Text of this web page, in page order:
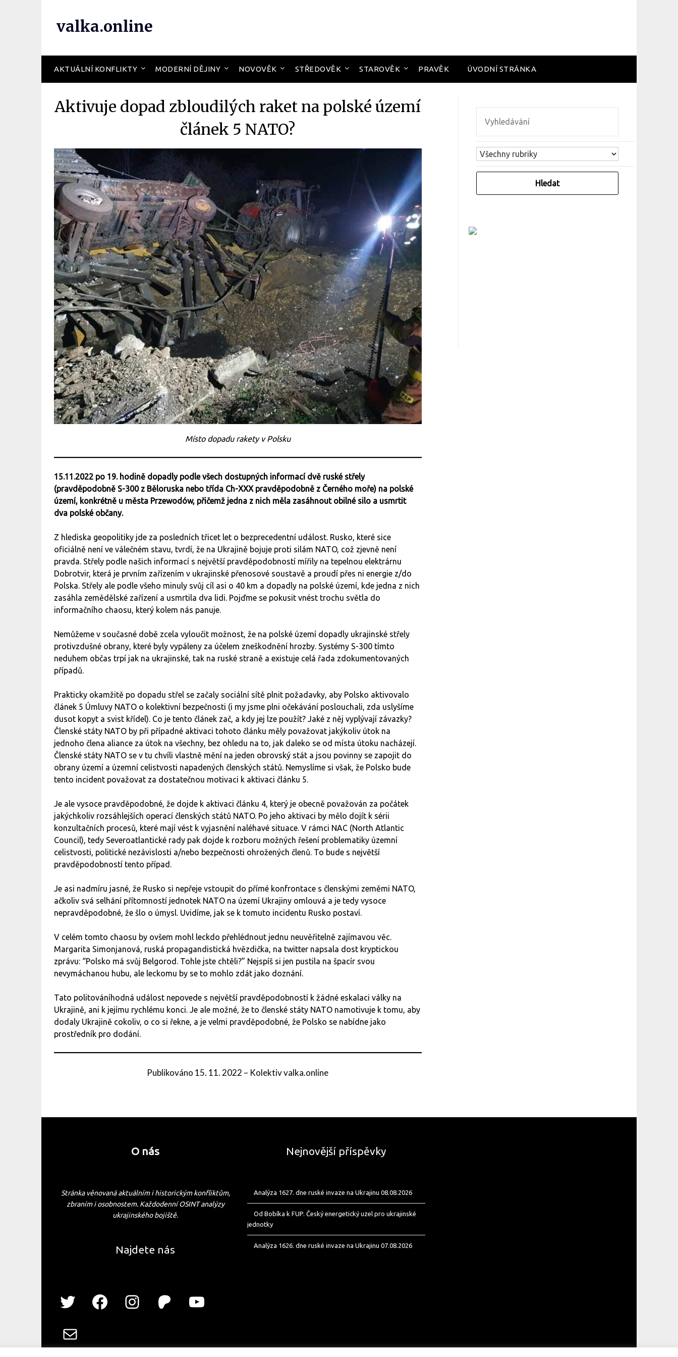
valka.online
AKTUÁLNÍ KONFLIKTY MODERNÍ DĚJINY NOVOVĚK STŘEDOVĚK STAROVĚK PRAVĚK ÚVODNÍ STRÁNKA
Aktivuje dopad zbloudilých raket na polské území
článek 5 NATO?
Místo dopadu rakety v Polsku
15.11.2022 po 19. hodině dopadly podle všech dostupných informací dvě ruské střely
(pravděpodobně S-300 z Běloruska nebo třída Ch-XXX pravděpodobně z Černého moře) na polské
území, konkrétně u města Przewodów, přičemž jedna z nich měla zasáhnout obilné silo a usmrtit
dva polské občany.
Z hlediska geopolitiky jde za posledních třicet let o bezprecedentní událost. Rusko, které sice
oficiálně není ve válečném stavu, tvrdí, že na Ukrajině bojuje proti silám NATO, což zjevně není
pravda. Střely podle našich informací s největší pravděpodobností mířily na tepelnou elektrárnu
Dobrotvir, která je prvním zařízením v ukrajinské přenosové soustavě a proudí přes ni energie z/do
Polska. Střely ale podle všeho minuly svůj cíl asi o 40 km a dopadly na polské území, kde jedna z nich
zasáhla zemědělské zařízení a usmrtila dva lidi. Pojďme se pokusit vnést trochu světla do
informačního chaosu, který kolem nás panuje.
Nemůžeme v současné době zcela vyloučit možnost, že na polské území dopadly ukrajinské střely
protivzdušné obrany, které byly vypáleny za účelem zneškodnění hrozby. Systémy S-300 tímto
neduhem občas trpí jak na ukrajinské, tak na ruské straně a existuje celá řada zdokumentovaných
případů.
Prakticky okamžitě po dopadu střel se začaly sociální sítě plnit požadavky, aby Polsko aktivovalo
článek 5 Úmluvy NATO o kolektivní bezpečnosti (i my jsme plni očekávání poslouchali, zda uslyšíme
dusot kopyt a svist křídel). Co je tento článek zač, a kdy jej lze použít? Jaké z něj vyplývají závazky?
Členské státy NATO by při případné aktivaci tohoto článku měly považovat jakýkoliv útok na
jednoho člena aliance za útok na všechny, bez ohledu na to, jak daleko se od místa útoku nacházejí.
Členské státy NATO se v tu chvíli vlastně mění na jeden obrovský stát a jsou povinny se zapojit do
obrany území a územní celistvosti napadených členských států. Nemyslíme si však, že Polsko bude
tento incident považovat za dostatečnou motivaci k aktivaci článku 5.
Je ale vysoce pravděpodobné, že dojde k aktivaci článku 4, který je obecně považován za počátek
jakýchkoliv rozsáhlejších operací členských států NATO. Po jeho aktivaci by mělo dojít k sérii
konzultačních procesů, které mají vést k vyjasnění naléhavé situace. V rámci NAC (North Atlantic
Council), tedy Severoatlantické rady pak dojde k rozboru možných řešení problematiky územní
celistvosti, politické nezávislosti a/nebo bezpečnosti ohrožených členů. To bude s největší
pravděpodobností tento případ.
Je asi nadmíru jasné, že Rusko si nepřeje vstoupit do přímé konfrontace s členskými zeměmi NATO,
ačkoliv svá selhání přítomností jednotek NATO na území Ukrajiny omlouvá a je tedy vysoce
nepravděpodobné, že šlo o úmysl. Uvidíme, jak se k tomuto incidentu Rusko postaví.
V celém tomto chaosu by ovšem mohl leckdo přehlédnout jednu neuvěřitelně zajímavou věc.
Margarita Simonjanová, ruská propagandistická hvězdička, na twitter napsala dost kryptickou
zprávu: “Polsko má svůj Belgorod. Tohle jste chtěli?” Nejspíš si jen pustila na špacír svou
nevymáchanou hubu, ale leckomu by se to mohlo zdát jako doznání.
Tato politováníhodná událost nepovede s největší pravděpodobností k žádné eskalaci války na
Ukrajině, ani k jejímu rychlému konci. Je ale možné, že to členské státy NATO namotivuje k tomu, aby
dodaly Ukrajině cokoliv, o co si řekne, a je velmi pravděpodobné, že Polsko se nabídne jako
prostředník pro dodání.
Publikováno 15. 11. 2022 – Kolektiv valka.online
O nás
Stránka věnovaná aktuálním i historickým konfliktům,
zbraním i osobnostem. Každodenní OSINT analýzy
ukrajinského bojiště.
Najdete nás
Nejnovější příspěvky
Analýza 1627. dne ruské invaze na Ukrajinu 08.08.2026
Od Bobíka k FUP. Český energetický uzel pro ukrajinské
jednotky
Analýza 1626. dne ruské invaze na Ukrajinu 07.08.2026